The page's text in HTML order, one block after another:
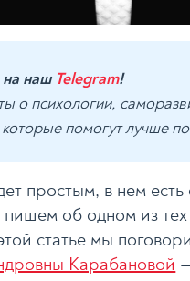
на наш Telegram!
о психологии,
помогут лучше
простым, в нем
об одном из
статье мы
Карабановой